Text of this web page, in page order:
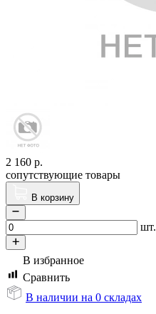
2 160 р.
сопутствующие товары
В корзину
шт.
В избранное
Сравнить
В наличии на 0 складах